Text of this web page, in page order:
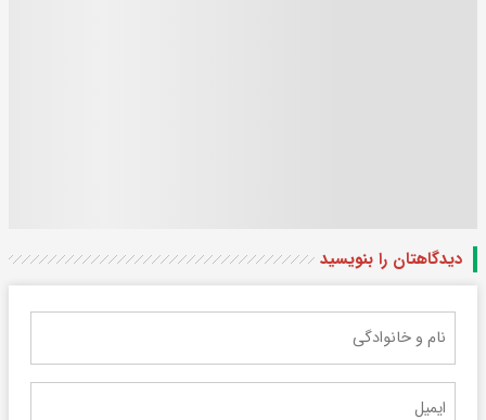
دیدگاهتان را بنویسید